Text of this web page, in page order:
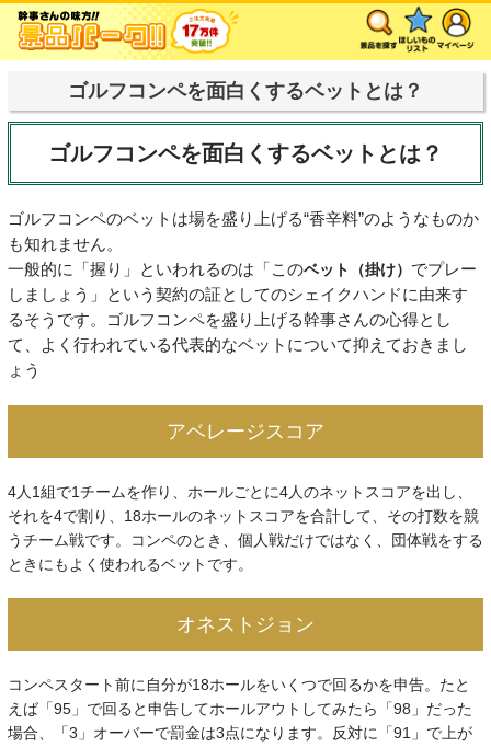
ゴルフコンペを面白くするベットとは？
ゴルフコンペを面白くするベットとは？
ゴルフコンペのベットは場を盛り上げる“香辛料”のようなものか
も知れません。
一般的に「握り」といわれるのは「このベット（掛け） でプレー
しましょう」という契約の証としてのシェイクハンドに由来す
るそうです。ゴルフコンペを盛り上げる幹事さんの心得とし
て、よく行われている代表的なベットについて抑えておきまし
ょう
アベレージスコア
4人1組で1チームを作り、ホールごとに4人のネットスコアを出し、
それを4で割り、18ホールのネットスコアを合計して、その打数を競
うチーム戦です。コンペのとき、個人戦だけではなく、団体戦をする
ときにもよく使われるベットです。
オネストジョン
コンペスタート前に自分が18ホールをいくつで回るかを申告。たと
えば「95」で回ると申告してホールアウトしてみたら「98」だった
場合、「3」オーバーで罰金は3点になります。反対に「91」で上が